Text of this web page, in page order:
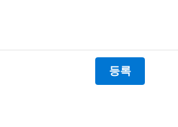
등록